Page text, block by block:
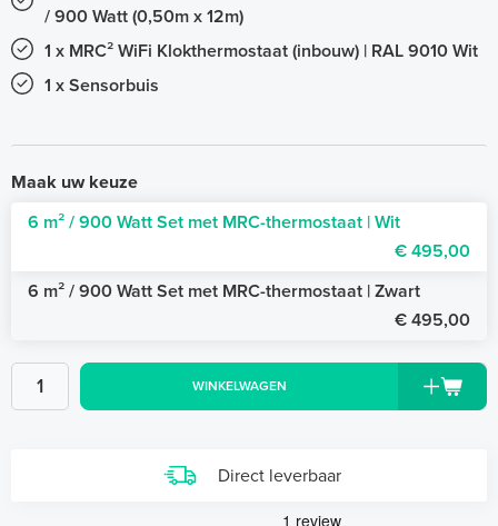
/ 900 Watt (0,50m x 12m)
1 x MRC² WiFi Klokthermostaat (inbouw) | RAL 9010 Wit
1 x Sensorbuis
Maak uw keuze
6 m² / 900 Watt Set met MRC-thermostaat | Wit
€ 495,00
6 m² / 900 Watt Set met MRC-thermostaat | Zwart
€ 495,00
WINKELWAGEN
Direct leverbaar